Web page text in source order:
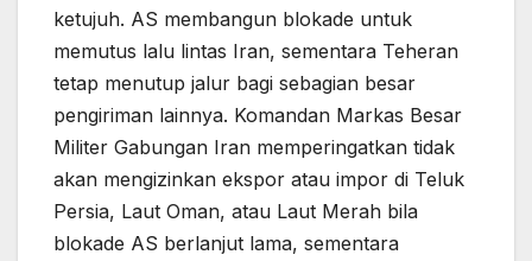
ketujuh. AS membangun blokade untuk
memutus lalu lintas Iran, sementara Teheran
tetap menutup jalur bagi sebagian besar
pengiriman lainnya. Komandan Markas Besar
Militer Gabungan Iran memperingatkan tidak
akan mengizinkan ekspor atau impor di Teluk
Persia, Laut Oman, atau Laut Merah bila
blokade AS berlanjut lama, sementara